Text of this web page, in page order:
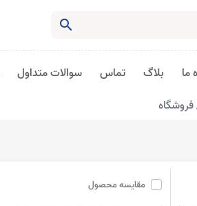
search
ما بلاگ تماس سوالات متداول
فروشگاه
مقایسه محصول